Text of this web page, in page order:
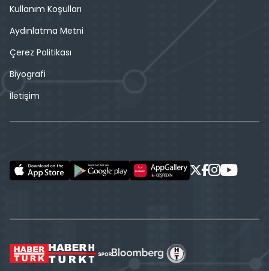
Kullanım Koşulları
Aydınlatma Metni
Çerez Politikası
Biyografi
İletişim